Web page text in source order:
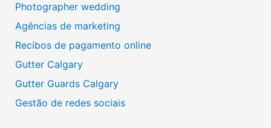
Photographer wedding
Agências de marketing
Recibos de pagamento online
Gutter Calgary
Gutter Guards Calgary
Gestão de redes sociais